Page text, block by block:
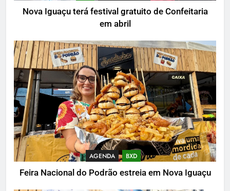
Nova Iguaçu terá festival gratuito de Confeitaria
em abril
AGENDA BXD
Feira Nacional do Podrão estreia em Nova Iguaçu